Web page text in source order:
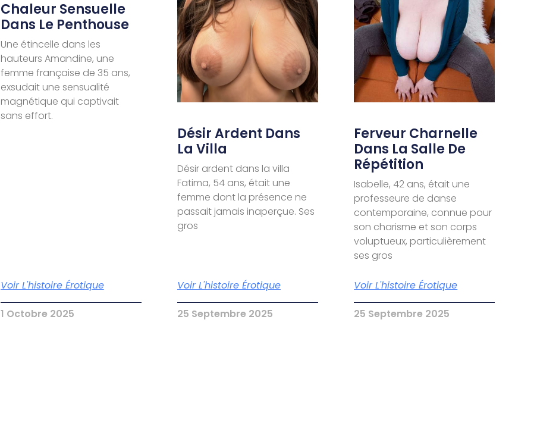
Chaleur Sensuelle
Dans Le Penthouse
Une étincelle dans les
hauteurs Amandine, une
femme française de 35 ans,
exsudait une sensualité
magnétique qui captivait
sans effort.
Voir L'histoire Érotique
1 Octobre 2025
Désir Ardent Dans
La Villa
Désir ardent dans la villa
Fatima, 54 ans, était une
femme dont la présence ne
passait jamais inaperçue. Ses
gros
Voir L'histoire Érotique
25 Septembre 2025
Ferveur Charnelle
Dans La Salle De
Répétition
Isabelle, 42 ans, était une
professeure de danse
contemporaine, connue pour
son charisme et son corps
voluptueux, particulièrement
ses gros
Voir L'histoire Érotique
25 Septembre 2025